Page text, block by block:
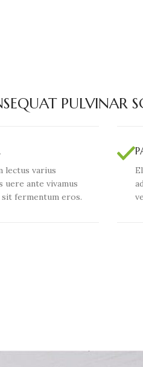
PULVINAR
lectus varius
uere ante vivamus
fermentum eros.